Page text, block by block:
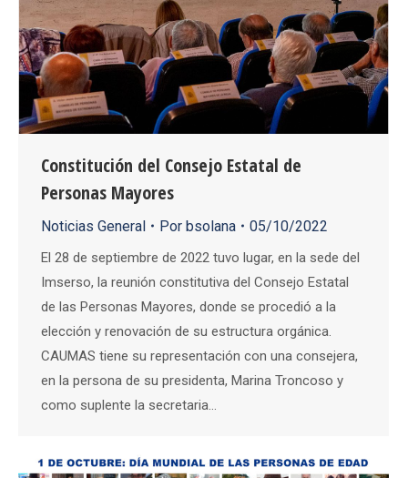
Constitución del Consejo Estatal de
Personas Mayores
Noticias General Por bsolana 05/10/2022
El 28 de septiembre de 2022 tuvo lugar, en la sede del
Imserso, la reunión constitutiva del Consejo Estatal
de las Personas Mayores, donde se procedió a la
elección y renovación de su estructura orgánica.
CAUMAS tiene su representación con una consejera,
en la persona de su presidenta, Marina Troncoso y
como suplente la secretaria…